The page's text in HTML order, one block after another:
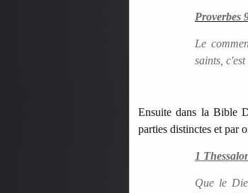
Proverbes
Le
saints,
Ensuite dans la Bible
parties distinctes et par
1
Que le